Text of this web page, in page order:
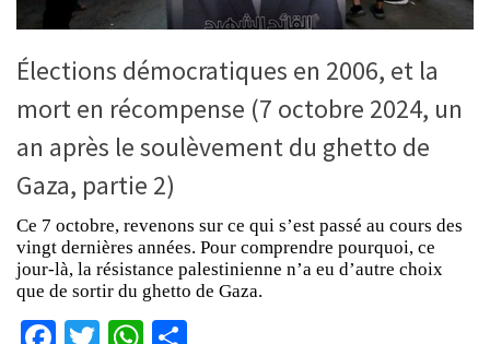
Élections démocratiques en 2006, et la
mort en récompense (7 octobre 2024, un
an après le soulèvement du ghetto de
Gaza, partie 2)
Ce 7 octobre, revenons sur ce qui s’est passé au cours des
vingt dernières années. Pour comprendre pourquoi, ce
jour-là, la résistance palestinienne n’a eu d’autre choix
que de sortir du ghetto de Gaza.